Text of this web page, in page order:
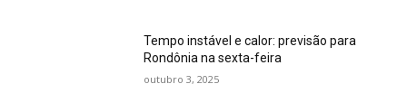
Tempo instável e calor: previsão para
Rondônia na sexta-feira
outubro 3, 2025